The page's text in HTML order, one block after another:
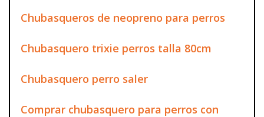
Chubasqueros de neopreno para perros
Chubasquero trixie perros talla 80cm
Chubasquero perro saler
Comprar chubasquero para perros con